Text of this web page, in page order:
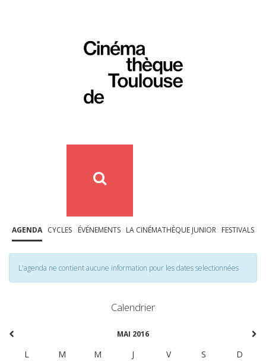
AGENDA CYCLES ÉVÉNEMENTS LA CINÉMATHÈQUE JUNIOR FESTIVALS
L'agenda ne contient aucune information pour les dates selectionnées
Calendrier
MAI 2016
L M M J V S
D